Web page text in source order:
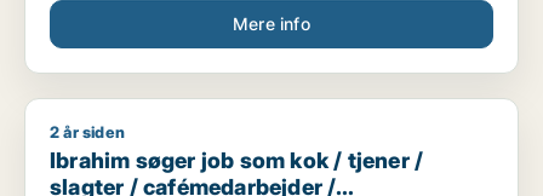
Mere info
Ibrahim søger job som kok / tjener / slagter /
2 år siden
Ibrahim søger job som kok / tjener /
slagter / cafémedarbejder /